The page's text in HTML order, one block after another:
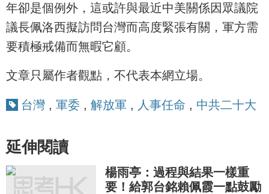
年卻是個例外，這或許與最近中美關係因眾議院
議長佩洛西擬訪問台灣而高度緊張有關，軍方需
要積極戒備而無暇它顧。
文章只屬作者觀點，不代表本網立場。
台灣 , 軍委 , 解放軍 , 人事任命 , 中共二十大
延伸閱讀
楊雨亭：過程與結果一樣重
要！給郭台銘賴佩霞一點鼓勵